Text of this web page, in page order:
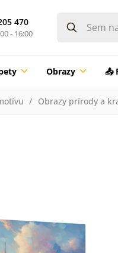
470
- 16:00
Obrazy 📤
Obrazy prírody a